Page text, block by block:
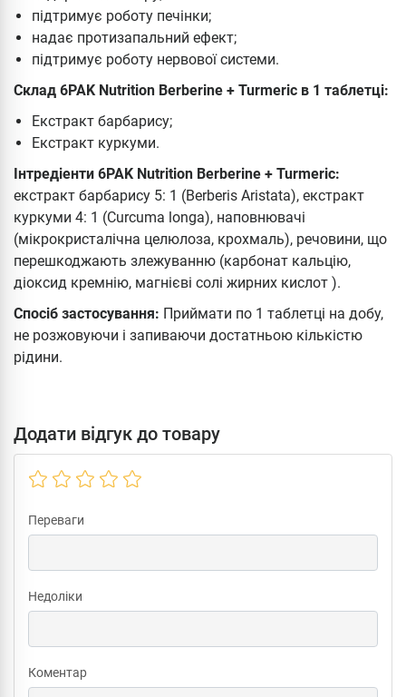
підтримує роботу печінки;
надає протизапальний ефект;
підтримує роботу нервової системи.
Склад 6PAK Nutrition Berberine + Turmeric в 1 таблетці:
Екстракт барбарису;
Екстракт куркуми.
Інтредіенти 6PAK Nutrition Berberine + Turmeric:
екстракт барбарису 5: 1 (Berberis Aristata), екстракт
куркуми 4: 1 (Curcuma longa), наповнювачі
(мікрокристалічна целюлоза, крохмаль), речовини, що
перешкоджають злежуванню (карбонат кальцію,
діоксид кремнію, магнієві солі жирних кислот ).
Спосіб застосування: Приймати по 1 таблетці на добу,
не розжовуючи і запиваючи достатньою кількістю
рідини.
Додати відгук до товару
Переваги
Недоліки
Коментар